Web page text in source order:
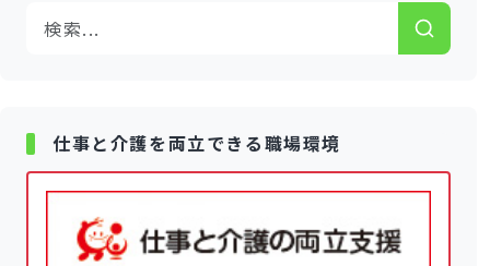
仕事と介護を両立できる職場環境